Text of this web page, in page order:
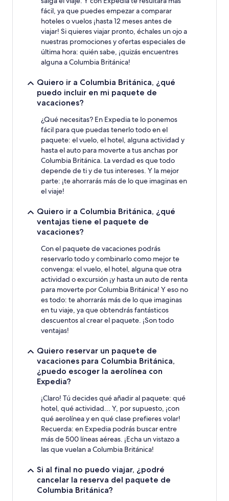
fácil, ya que puedes empezar a comparar
hoteles o vuelos ¡hasta 12 meses antes de
viajar! Si quieres viajar pronto, échales un ojo a
nuestras promociones y ofertas especiales de
última hora: quién sabe, ¡quizás encuentres
alguna a Columbia Británica!
Quiero ir a Columbia Británica, ¿qué
puedo incluir en mi paquete de
vacaciones?
¿Qué necesitas? En Expedia te lo ponemos
fácil para que puedas tenerlo todo en el
paquete: el vuelo, el hotel, alguna actividad y
hasta el auto para moverte a tus anchas por
Columbia Británica. La verdad es que todo
depende de ti y de tus intereses. Y la mejor
parte: ¡te ahorrarás más de lo que imaginas en
el viaje!
Quiero ir a Columbia Británica, ¿qué
ventajas tiene el paquete de
vacaciones?
Con el paquete de vacaciones podrás
reservarlo todo y combinarlo como mejor te
convenga: el vuelo, el hotel, alguna que otra
actividad o excursión ¡y hasta un auto de renta
para moverte por Columbia Británica! Y eso no
es todo: te ahorrarás más de lo que imaginas
en tu viaje, ya que obtendrás fantásticos
descuentos al crear el paquete. ¡Son todo
ventajas!
Quiero reservar un paquete de
vacaciones para Columbia Británica,
¿puedo escoger la aerolínea con
Expedia?
¡Claro! Tú decides qué añadir al paquete: qué
hotel, qué actividad... Y, por supuesto, ¡con
qué aerolínea y en qué clase prefieres volar!
Recuerda: en Expedia podrás buscar entre
más de 500 líneas aéreas. ¡Echa un vistazo a
las que vuelan a Columbia Británica!
Si al final no puedo viajar, ¿podré
cancelar la reserva del paquete de
Columbia Británica?